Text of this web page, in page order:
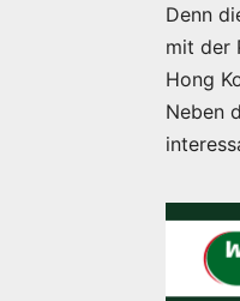
Denn
mit der
Hong
Neben